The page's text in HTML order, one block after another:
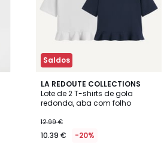
Saldos
LA REDOUTE COLLECTIONS
Lote de 2 T-shirts de gola
redonda, aba com folho
12.99 €
10.39 € -20%